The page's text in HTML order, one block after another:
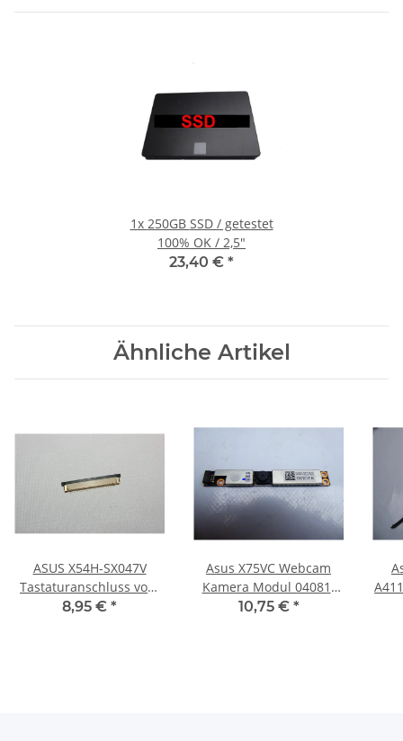
1x 250GB SSD / getestet
100% OK / 2,5"
23,40 € *
Ähnliche Artikel
ASUS X54H-SX047V
Tastaturanschluss vom
Mainboard (60-
8,95 € *
Asus X75VC Webcam
Kamera Modul 04081-
00021600 #4711
10,75 € *